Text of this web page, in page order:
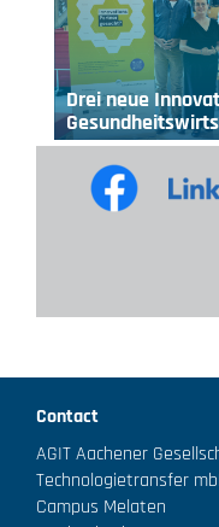
Drei neue
Contact
AGIT Aachener
Technologietransfer
Campus Melaten